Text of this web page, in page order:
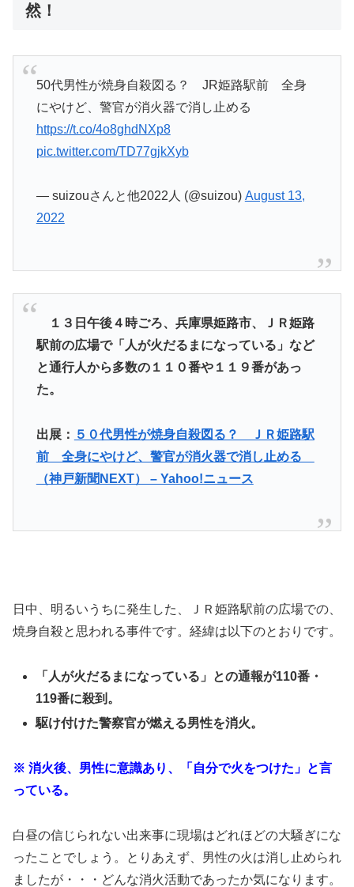
然！
50代男性が焼身自殺図る？ JR姫路駅前 全身
にやけど、警官が消火器で消し止める
https://t.co/4o8ghdNXp8
pic.twitter.com/TD77gjkXyb
— suizouさんと他2022人 (@suizou) August 13,
2022
１３日午後４時ごろ、兵庫県姫路市、ＪＲ姫路
駅前の広場で「人が火だるまになっている」など
と通行人から多数の１１０番や１１９番があっ
た。
出展： ５０代男性が焼身自殺図る？ ＪＲ姫路駅
前 全身にやけど、警官が消火器で消し止める
（神戸新聞NEXT） – Yahoo!ニュース
日中、明るいうちに発生した、ＪＲ姫路駅前の広場での、
焼身自殺と思われる事件です。経緯は以下のとおりです。
「人が火だるまになっている」との通報が110番・
119番に殺到。
駆け付けた警察官が燃える男性を消火。
※ 消火後、男性に意識あり、「自分で火をつけた」と言
っている。
白昼の信じられない出来事に現場はどれほどの大騒ぎにな
ったことでしょう。とりあえず、男性の火は消し止められ
ましたが・・・どんな消火活動であったか気になります。